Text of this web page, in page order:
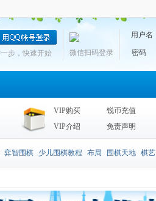
用户名
密码
微信扫码登录
步，快速开始
VIP购买 锐币充值
VIP介绍
免责声明
弈智围棋 少儿围棋教程 布局 围棋天地 棋艺